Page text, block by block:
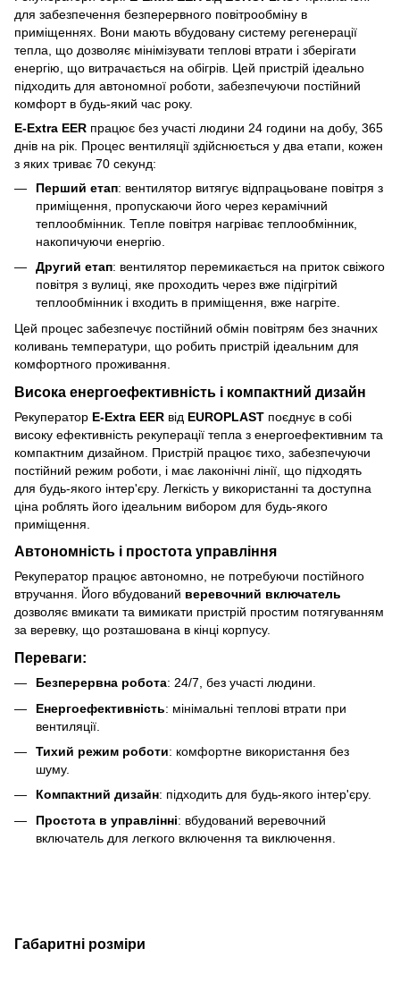
для забезпечення безперервного повітрообміну в
приміщеннях. Вони мають вбудовану систему регенерації
тепла, що дозволяє мінімізувати теплові втрати і зберігати
енергію, що витрачається на обігрів. Цей пристрій ідеально
підходить для автономної роботи, забезпечуючи постійний
комфорт в будь-який час року.
E-Extra EER працює без участі людини 24 години на добу, 365
днів на рік. Процес вентиляції здійснюється у два етапи, кожен
з яких триває 70 секунд:
Перший етап: вентилятор витягує відпрацьоване повітря з
приміщення, пропускаючи його через керамічний
теплообмінник. Тепле повітря нагріває теплообмінник,
накопичуючи енергію.
Другий етап: вентилятор перемикається на приток свіжого
повітря з вулиці, яке проходить через вже підігрітий
теплообмінник і входить в приміщення, вже нагріте.
Цей процес забезпечує постійний обмін повітрям без значних
коливань температури, що робить пристрій ідеальним для
комфортного проживання.
Висока енергоефективність і компактний дизайн
Рекуператор E-Extra EER від EUROPLAST поєднує в собі
високу ефективність рекуперації тепла з енергоефективним та
компактним дизайном. Пристрій працює тихо, забезпечуючи
постійний режим роботи, і має лаконічні лінії, що підходять
для будь-якого інтер'єру. Легкість у використанні та доступна
ціна роблять його ідеальним вибором для будь-якого
приміщення.
Автономність і простота управління
Рекуператор працює автономно, не потребуючи постійного
втручання. Його вбудований веревочний включатель
дозволяє вмикати та вимикати пристрій простим потягуванням
за веревку, що розташована в кінці корпусу.
Переваги:
Безперервна робота: 24/7, без участі людини.
Енергоефективність: мінімальні теплові втрати при
вентиляції.
Тихий режим роботи: комфортне використання без
шуму.
Компактний дизайн: підходить для будь-якого інтер'єру.
Простота в управлінні: вбудований веревочний
включатель для легкого включення та виключення.
Габаритні розміри